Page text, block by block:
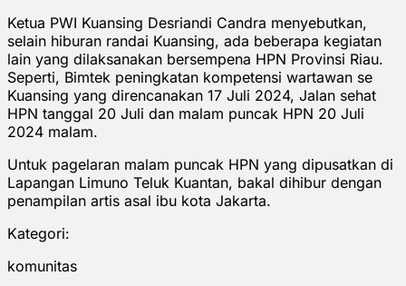
Ketua PWI Kuansing Desriandi Candra menyebutkan,
selain hiburan randai Kuansing, ada beberapa kegiatan
lain yang dilaksanakan bersempena HPN Provinsi Riau.
Seperti, Bimtek peningkatan kompetensi wartawan se
Kuansing yang direncanakan 17 Juli 2024, Jalan sehat
HPN tanggal 20 Juli dan malam puncak HPN 20 Juli
2024 malam.
Untuk pagelaran malam puncak HPN yang dipusatkan di
Lapangan Limuno Teluk Kuantan, bakal dihibur dengan
penampilan artis asal ibu kota Jakarta.
Kategori:
komunitas